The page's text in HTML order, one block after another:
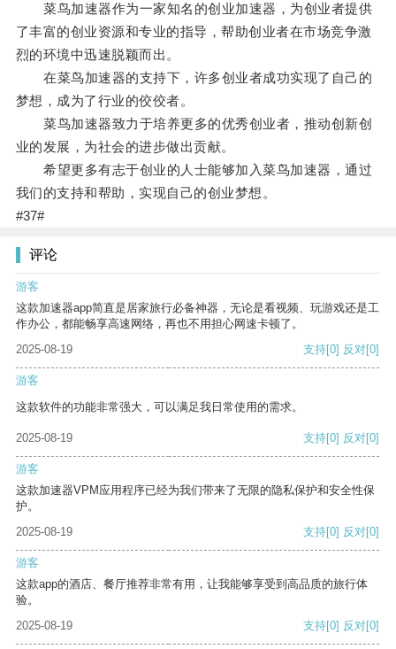
菜鸟加速器作为一家知名的创业加速器，为创业者提供
了丰富的创业资源和专业的指导，帮助创业者在市场竞争激
烈的环境中迅速脱颖而出。
在菜鸟加速器的支持下，许多创业者成功实现了自己的
梦想，成为了行业的佼佼者。
菜鸟加速器致力于培养更多的优秀创业者，推动创新创
业的发展，为社会的进步做出贡献。
希望更多有志于创业的人士能够加入菜鸟加速器，通过
我们的支持和帮助，实现自己的创业梦想。
#37#
评论
游客
这款加速器app简直是居家旅行必备神器，无论是看视频、玩游戏还是工
作办公，都能畅享高速网络，再也不用担心网速卡顿了。
2025-08-19
支持[0] 反对[0]
游客
这款软件的功能非常强大，可以满足我日常使用的需求。
2025-08-19 支持[0] 反对[0]
游客
这款加速器VPM应用程序已经为我们带来了无限的隐私保护和安全性保
护。
2025-08-19
支持[0] 反对[0]
游客
这款app的酒店、餐厅推荐非常有用，让我能够享受到高品质的旅行体
验。
2025-08-19
支持[0] 反对[0]